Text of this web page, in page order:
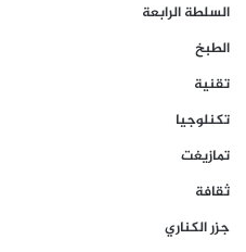
السلطة الرابعة
الطبخ
تقنية
تكنلوجيا
تمازيغت
ثقافة
جزر الكناري